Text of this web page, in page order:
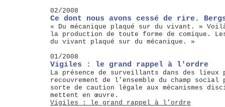
02/2008
Ce dont nous avons cessé de rire.
« Du mécanique plaqué sur du vivant. »
la production de toute forme de comique.
du vivant plaqué sur du mécanique. »
01/2008
Vigiles : le grand rappel à l'ordre
La présence de surveillants dans des
recouvrement de l’ensemble du champ
sorte de caution légale aux mécanismes
mettent en œuvre.
Vigiles : le grand rappel à l’ordre